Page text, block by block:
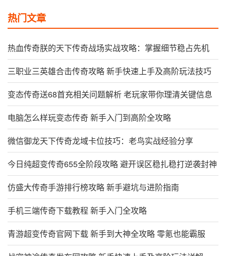
热门文章
热血传奇朕的天下传奇战场实战攻略：掌握细节稳占先机
三职业三英雄合击传奇攻略 新手快速上手及高阶玩法技巧
变态传奇送68首充相关问题解析 老玩家带你理清关键信息
电脑怎么样玩变态传奇 新手入门到高阶全攻略
微信御龙天下传奇龙域卡位技巧：老鸟实战经验分享
今日纯超变传奇655全阶段攻略 避开误区稳扎稳打逆袭封神
仿盛大传奇手游排行榜攻略 新手避坑与进阶指南
手机三端传奇下载教程 新手入门全攻略
青游超变传奇官网下载 新手到大神全攻略 零氪也能霸服